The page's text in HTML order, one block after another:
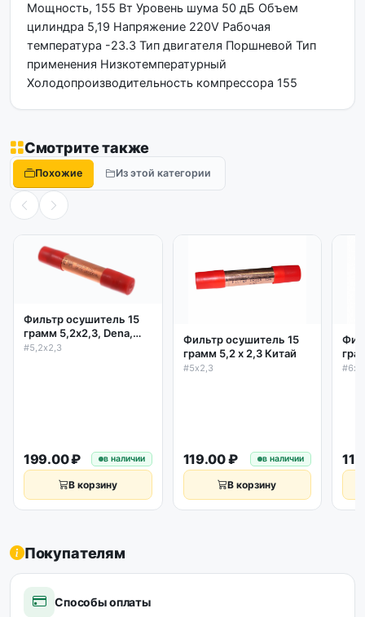
Мощность, 155 Вт Уровень шума 50 дБ Объем
цилиндра 5,19 Напряжение 220V Рабочая
температура -23.3 Тип двигателя Поршневой Тип
применения Низкотемпературный
Холодопроизводительность компрессора 155
Смотрите также
Похожие Из этой категории
Фильтр осушитель 15
грамм 5,2х2,3, Dena,
Италия
#5,2х2,3
199.00 ₽ в наличии
В корзину
Фильтр осушитель 15
грамм 5,2 х 2,3 Китай
#5х2,3
119.00 ₽ в наличии
В корзину
Покупателям
Способы оплаты